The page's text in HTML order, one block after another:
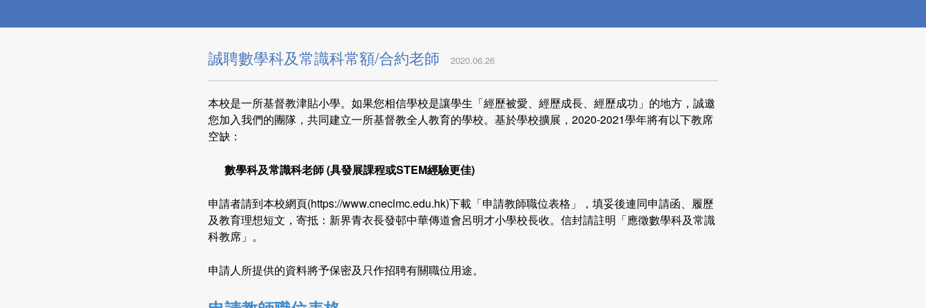
誠聘數學科及常識科常額/合約老師 2020.06.26
本校是一所基督教津貼小學。如果您相信學校是讓學生「經歷被愛、經歷成長、經歷成功」的地方，誠邀
您加入我們的團隊，共同建立一所基督教全人教育的學校。基於學校擴展，2020-2021學年將有以下教席
空缺：
數學科及常識科老師 (具發展課程或STEM經驗更佳)
申請者請到本校網頁(https://www.cneclmc.edu.hk)下載「申請教師職位表格」，填妥後連同申請函、履歷
及教育理想短文，寄抵：新界青衣長發邨中華傳道會呂明才小學校長收。信封請註明「應徵數學科及常識
科教席」。
申請人所提供的資料將予保密及只作招聘有關職位用途。